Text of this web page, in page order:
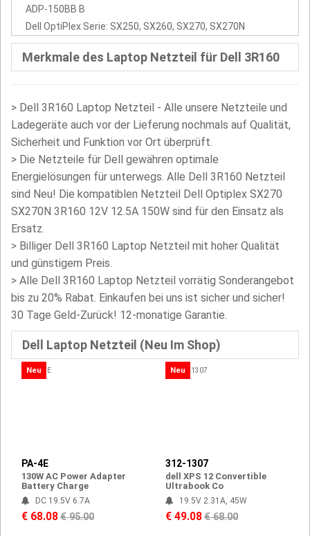
ADP-150BB B
Dell OptiPlex Serie: SX250, SX260, SX270, SX270N
Merkmale des Laptop Netzteil für Dell 3R160
> Dell 3R160 Laptop Netzteil - Alle unsere Netzteile und
Ladegeräte auch vor der Lieferung nochmals auf Qualität,
Sicherheit und Funktion vor Ort überprüft.
> Die Netzteile für Dell gewähren optimale
Energielösungen für unterwegs. Alle Dell 3R160 Netzteil
sind Neu! Die kompatiblen Netzteil Dell Optiplex SX270
SX270N 3R160 12V 12.5A 150W sind für den Einsatz als
Ersatz.
> Billiger Dell 3R160 Laptop Netzteil mit hoher Qualität
und günstigem Preis.
> Alle Dell 3R160 Laptop Netzteil vorrätig Sonderangebot
bis zu 20% Rabat. Einkaufen bei uns ist sicher und sicher!
30 Tage Geld-Zurück! 12-monatige Garantie.
Dell Laptop Netzteil (Neu Im Shop)
Neu
PA-4E
130W AC Power Adapter
Battery Charge
DC 19.5V 6.7A
€ 68.08€ 95.00
Neu
312-1307
dell XPS 12 Convertible
Ultrabook Co
19.5V 2.31A, 45W
€ 49.08€ 68.00